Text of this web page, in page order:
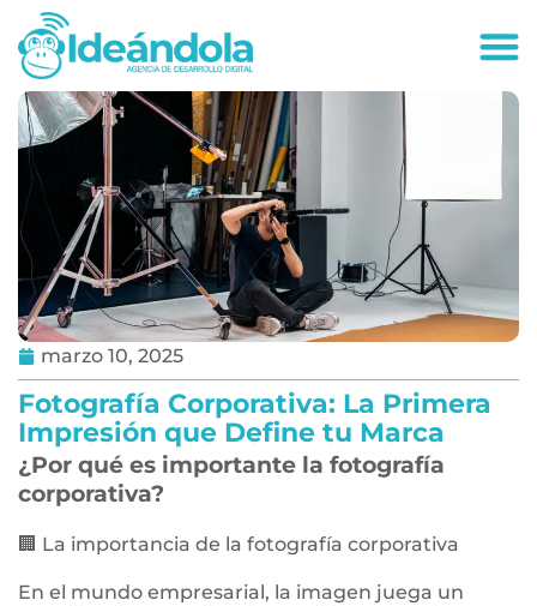
marzo 10, 2025
Fotografía Corporativa: La Primera
Impresión que Define tu Marca
¿Por qué es importante la fotografía
corporativa?
🏢 La importancia de la fotografía corporativa
En el mundo empresarial, la imagen juega un